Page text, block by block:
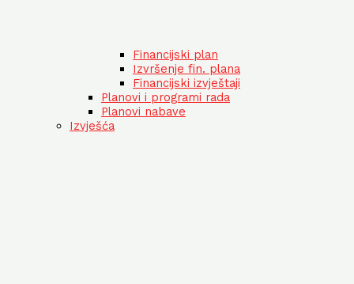
Financijski plan
Izvršenje fin. plana
Financijski izvještaji
Planovi i programi rada
Planovi nabave
Izvješća